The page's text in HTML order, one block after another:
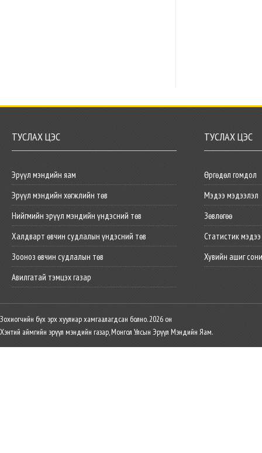
ТУСЛАХ ЦЭС
Эрүүл мэндийн яам
Эрүүл мэндийн хөгжлийн төв
Нийгмийн эрүүл мэндийн үндэсний төв
Халдварт өвчин судлалын үндэсний төв
Зооноз өвчин судлалын төв
Авилгатай тэмцэх газар
ТУСЛАХ ЦЭС
Өргөдөл гомдол
Мэдээ мэдээлэл
Зөвлөгөө
Статистик мэдээ
Хувийн ашиг
Зохиогчийн бүх эрх хуулиар хамгаалагдсан болно. 2026 он
Хэнтий аймгийн эрүүл мэндийн газар, Монгол Улсын Эрүүл Мэндийн Яам.